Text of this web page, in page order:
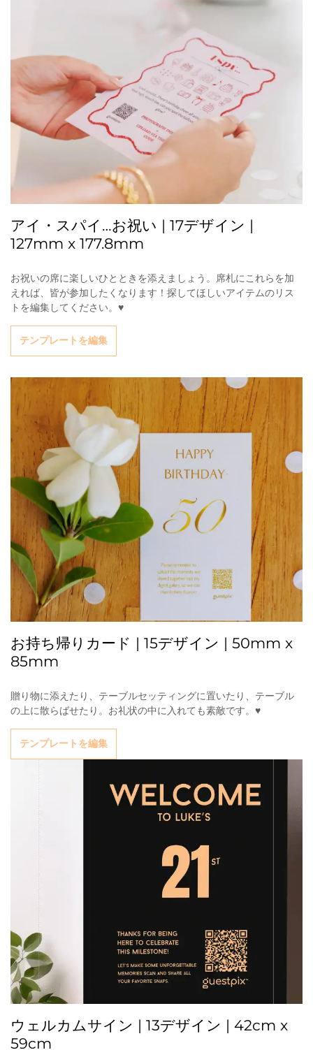
アイ・スパイ…お祝い | 17デザイン |
127mm x 177.8mm
お祝いの席に楽しいひとときを添えましょう。席札にこれらを加
えれば、皆が参加したくなります！探してほしいアイテムのリス
トを編集してください。♥
テンプレートを編集
お持ち帰りカード | 15デザイン | 50mm x
85mm
贈り物に添えたり、テーブルセッティングに置いたり、テーブル
の上に散らばせたり。お礼状の中に入れても素敵です。♥
テンプレートを編集
ウェルカムサイン | 13デザイン | 42cm x
59cm